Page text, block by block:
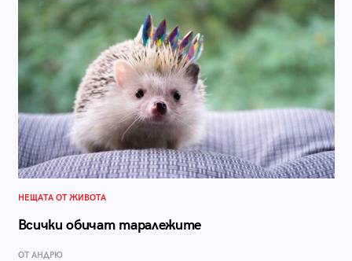
НЕЩАТА ОТ ЖИВОТА
Всички обичат таралежите
ОТ АНДРЮ